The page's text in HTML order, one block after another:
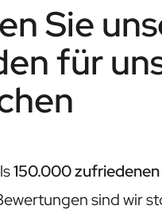
Sie
für
150.000
sind wir